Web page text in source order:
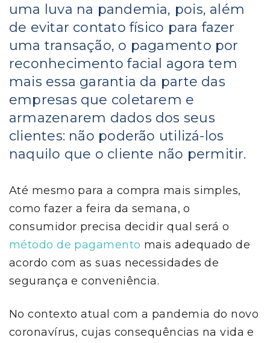
uma luva na pandemia, pois, além
de evitar contato físico para fazer
uma transação, o pagamento por
reconhecimento facial agora tem
mais essa garantia da parte das
empresas que coletarem e
armazenarem dados dos seus
clientes: não poderão utilizá-los
naquilo que o cliente não permitir.
Até mesmo para a compra mais simples,
como fazer a feira da semana, o
consumidor precisa decidir qual será o
método de pagamento mais adequado de
acordo com as suas necessidades de
segurança e conveniência.
No contexto atual com a pandemia do novo
coronavírus, cujas consequências na vida e